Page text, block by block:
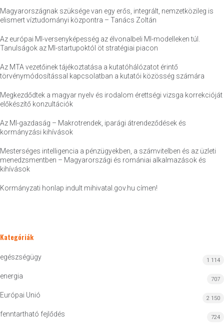
Magyarországnak szüksége van egy erős, integrált, nemzetközileg is
elismert víztudományi központra – Tanács Zoltán
Az európai MI-versenyképesség az élvonalbeli MI-modelleken túl.
Tanulságok az MI-startupoktól öt stratégiai piacon
Az MTA vezetőinek tájékoztatása a kutatóhálózatot érintő
törvénymódosítással kapcsolatban a kutatói közösség számára
Megkezdődtek a magyar nyelv és irodalom érettségi vizsga korrekcióját
előkészítő konzultációk
Az MI-gazdaság – Makrotrendek, iparági átrendeződések és
kormányzási kihívások
Mesterséges intelligencia a pénzügyekben, a számvitelben és az üzleti
menedzsmentben – Magyarországi és romániai alkalmazások és
kihívások
Kormányzati honlap indult mihivatal.gov.hu címen!
Kategóriák
egészségügy 1 114
energia 707
Európai Unió 2 150
fenntartható fejlődés 724